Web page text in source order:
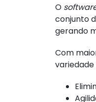
O
conjunto
gerando
Com